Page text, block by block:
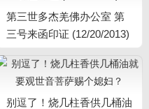
第三世多杰羌佛办公室 第
三号来函印证 (12/20/2013)
别逗了！烧几柱香供几桶油